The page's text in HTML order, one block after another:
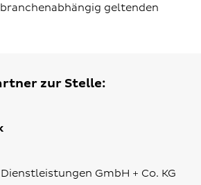
geltenden
zur Stelle:
GmbH + Co. KG